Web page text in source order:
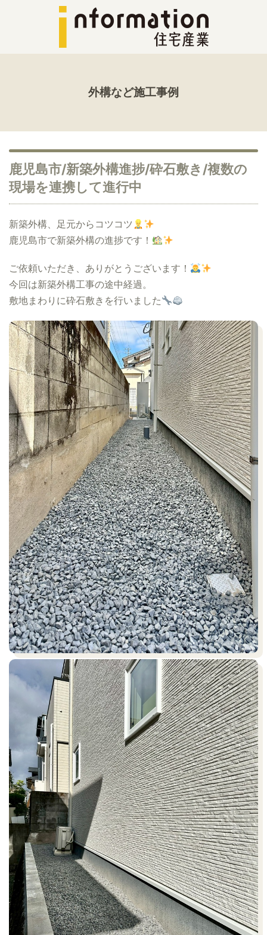
外構など施工事例
鹿児島市/新築外構進捗/砕石敷き/複数の
現場を連携して進行中
新築外構、足元からコツコツ
鹿児島市で新築外構の進捗です！
ご依頼いただき、ありがとうございます！
今回は新築外構工事の途中経過。
敷地まわりに砕石敷きを行いました